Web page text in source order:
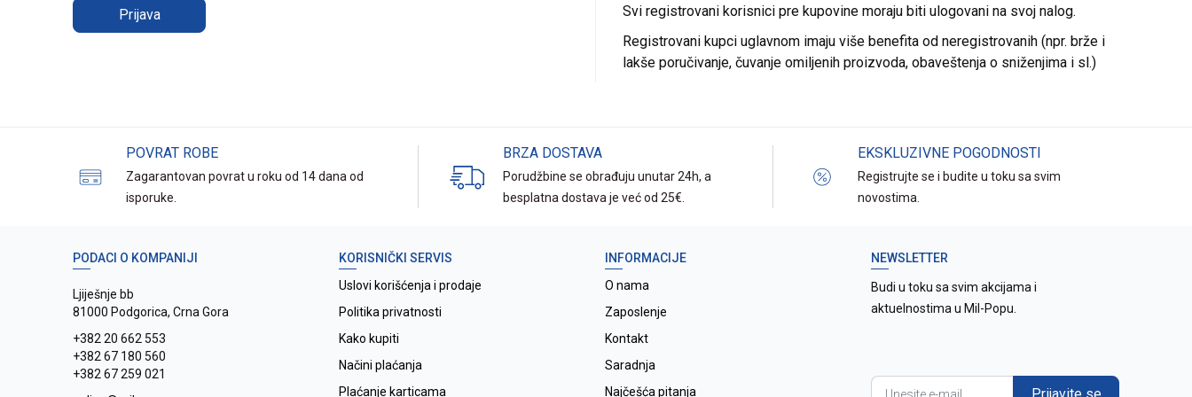
Prijava
Svi registrovani korisnici pre kupovine moraju biti ulogovani na svoj nalog.
Registrovani kupci uglavnom imaju više benefita od neregistrovanih (npr. brže i
lakše poručivanje, čuvanje omiljenih proizvoda, obaveštenja o sniženjima i sl.)
POVRAT ROBE
Zagarantovan povrat u roku od 14 dana od
isporuke.
BRZA DOSTAVA
Porudžbine se obrađuju unutar 24h, a
besplatna dostava je već od 25€.
EKSKLUZIVNE POGODNOSTI
Registrujte se i budite u toku sa svim
novostima.
PODACI O KOMPANIJI
Ljiješnje bb
81000 Podgorica, Crna Gora
+382 20 662 553
+382 67 180 560
+382 67 259 021
KORISNIČKI SERVIS
Uslovi korišćenja i prodaje
Politika privatnosti
Kako kupiti
Načini plaćanja
Plaćanje karticama
INFORMACIJE
O nama
Zaposlenje
Kontakt
Saradnja
Najčešća pitanja
NEWSLETTER
Budi u toku sa svim akcijama i
aktuelnostima u Mil-Popu.